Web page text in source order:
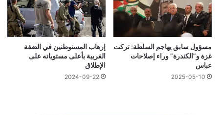
مسؤول سابق يهاجم السلطة: تركت
غزة و”الكندرة” وراء إصلاحات
عباس
2025-05-10
إرهاب المستوطنين في الضفة
الغربية بأعلى مستوياته على
الإطلاق
2024-09-22